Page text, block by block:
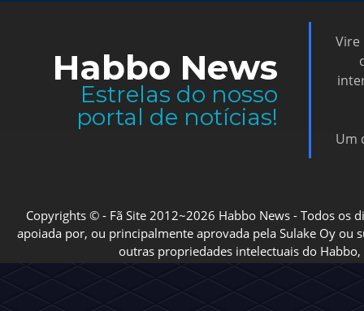
Habbo News
Estrelas do nosso
portal de notícias!
Vire
Um
Copyrights © - Fã Site 2012~2026 Habbo News - Todos os
apoiada por, ou principalmente aprovada pela Sulake Oy ou
outras propriedades intelectuais do